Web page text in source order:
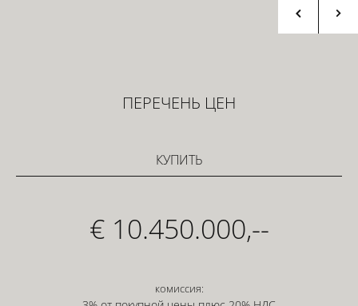
ПЕРЕЧЕНЬ ЦЕН
КУПИТЬ
комиссия:
€ 10.450.000,--